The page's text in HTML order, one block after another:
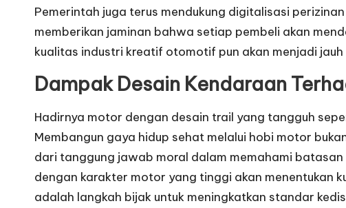
Pemerintah juga terus mendukung digitalisasi
memberikan jaminan bahwa setiap pembeli akan
kualitas industri kreatif otomotif pun akan menjadi
Dampak Desain Kendaraan
Hadirnya motor dengan desain trail yang tangguh
Membangun gaya hidup sehat melalui hobi motor
dari tanggung jawab moral dalam memahami
dengan karakter motor yang tinggi akan menentukan
adalah langkah bijak untuk meningkatkan standar